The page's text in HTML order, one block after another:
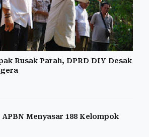
Rusak Parah, DPRD DIY Desak
Menyasar 188 Kelompok